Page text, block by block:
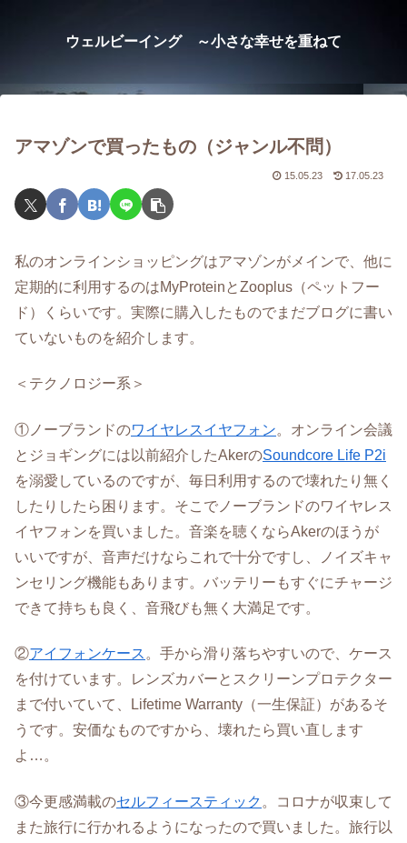
ウェルビーイング ～小さな幸せを重ねて
アマゾンで買ったもの（ジャンル不問）
15.05.23 17.05.23
私のオンラインショッピングはアマゾンがメインで、他に
定期的に利用するのはMyProteinとZooplus（ペットフー
ド）くらいです。実際に購入したものでまだブログに書い
ていないものを紹介します。
＜テクノロジー系＞
①ノーブランドのワイヤレスイヤフォン。オンライン会議
とジョギングには以前紹介したAkerのSoundcore Life P2i
を溺愛しているのですが、毎日利用するので壊れたり無く
したりしたら困ります。そこでノーブランドのワイヤレス
イヤフォンを買いました。音楽を聴くならAkerのほうが
いいですが、音声だけならこれで十分ですし、ノイズキャ
ンセリング機能もあります。バッテリーもすぐにチャージ
できて持ちも良く、音飛びも無く大満足です。
②アイフォンケース 。手から滑り落ちやすいので、ケース
を付けています。レンズカバーとスクリーンプロテクター
まで付いていて、Lifetime Warranty（一生保証）があるそ
うです。安価なものですから、壊れたら買い直します
よ…。
③今更感満載のセルフィースティック 。コロナが収束して
また旅行に行かれるようになったので買いました。旅行以